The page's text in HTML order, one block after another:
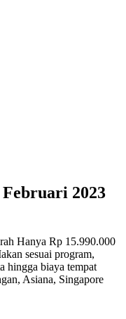
2023
Hanya Rp 15.990.000
sesuai program,
hingga biaya tempat
Asiana, Singapore